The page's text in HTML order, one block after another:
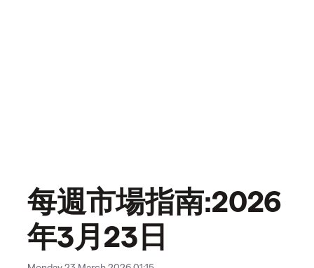
每週市場指南:2026
年3月23日